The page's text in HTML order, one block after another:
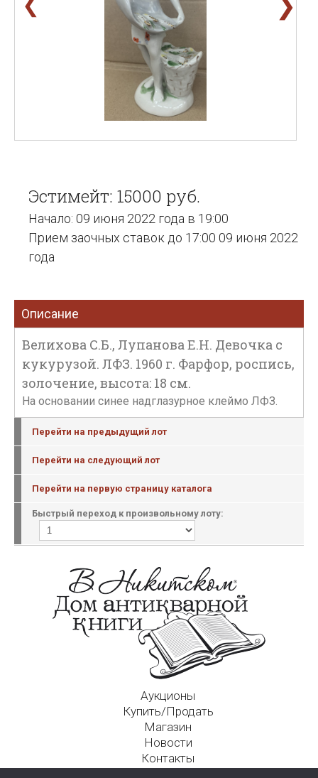
❯
Эстимейт: 15000 руб.
Начало: 09 июня 2022 года в 19:00
Прием заочных ставок до 17:00 09 июня 2022
года
Описание
Велихова С.Б., Лупанова Е.Н. Девочка с
кукурузой. ЛФЗ. 1960 г. Фарфор, роспись,
золочение, высота: 18 см.
На основании синее надглазурное клеймо ЛФЗ.
Перейти на предыдущий лот
Перейти на следующий лот
Перейти на первую страницу каталога
Быстрый переход к произвольному лоту:
Аукционы
Купить/Продать
Магазин
Новости
Контакты